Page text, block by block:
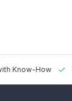
Know-How